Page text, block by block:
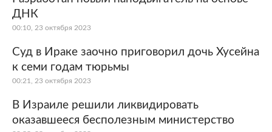
ДНК
00:10, 23 октября 2023
Суд в Ираке заочно приговорил дочь Хусейна
к семи годам тюрьмы
00:21, 23 октября 2023
В Израиле решили ликвидировать
оказавшееся бесполезным министерство